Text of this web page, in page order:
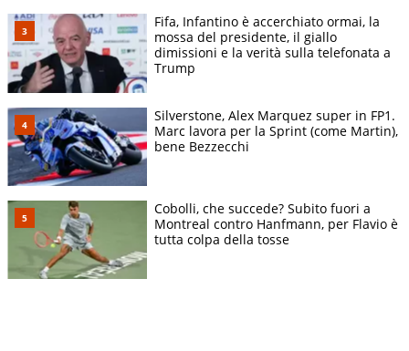
Fifa, Infantino è accerchiato ormai, la
mossa del presidente, il giallo
dimissioni e la verità sulla telefonata a
Trump
Silverstone, Alex Marquez super in FP1.
Marc lavora per la Sprint (come Martin),
bene Bezzecchi
Cobolli, che succede? Subito fuori a
Montreal contro Hanfmann, per Flavio è
tutta colpa della tosse